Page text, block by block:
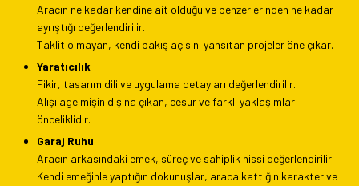
Aracın ne kadar kendine ait olduğu ve benzerlerinden ne kadar
ayrıştığı değerlendirilir.
Taklit olmayan, kendi bakış açısını yansıtan projeler öne çıkar.
Yaratıcılık
Fikir, tasarım dili ve uygulama detayları değerlendirilir.
Alışılagelmişin dışına çıkan, cesur ve farklı yaklaşımlar
önceliklidir.
Garaj Ruhu
Aracın arkasındaki emek, süreç ve sahiplik hissi değerlendirilir.
Kendi emeğinle yaptığın dokunuşlar, araca kattığın karakter ve